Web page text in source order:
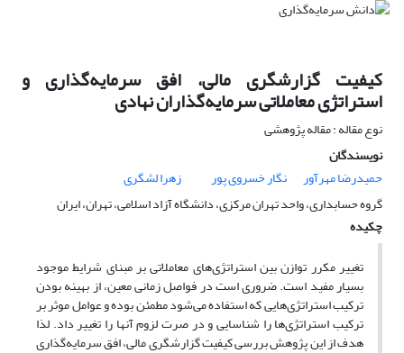
کیفیت گزارشگری مالی، افق سرمایه‌گذاری و
استراتژی‌ معاملاتی سرمایه‌گذاران نهادی
نوع مقاله : مقاله پژوهشی
نویسندگان
حمیدرضا مهرآور
نگار خسروی پور
زهرا لشگری
گروه حسابداری، واحد تهران مرکزی، دانشگاه آزاد اسلامی، تهران، ایران
چکیده
تغییر مکرر توازن بین استراتژی‌های معاملاتی بر مبنای شرایط موجود
بسیار مفید است. ضروری است در فواصل زمانی معین، از بهینه بودن
ترکیب استراتژی‌هایی که استفاده می‌شود مطمئن بوده و عوامل موثر بر
ترکیب استراتژی‌ها را شناسایی و در صرت لزوم آنها را تغییر داد. لذا
هدف از این پژوهش بررسی کیفیت گزارشگری مالی، افق سرمایه‌گذاری